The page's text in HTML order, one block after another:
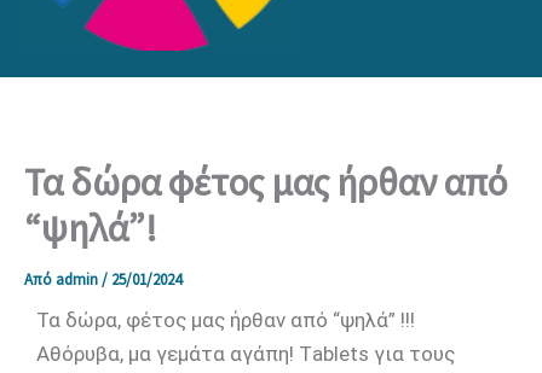
Τα δώρα φέτος μας ήρθαν από
“ψηλά”!
Από admin/ 25/01/2024
Τα δώρα, φέτος μας ήρθαν από “ψηλά” !!!
Αθόρυβα, μα γεμάτα αγάπη! Τablets για τους